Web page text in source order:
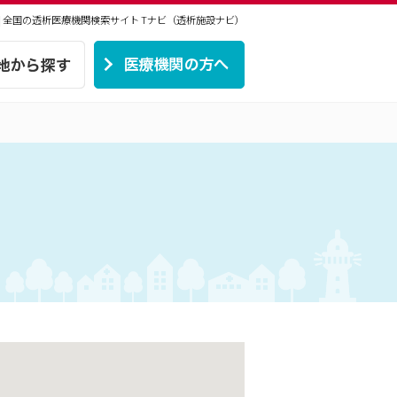
国の透析医療機関検索サイトTナビ（透析施設ナビ）